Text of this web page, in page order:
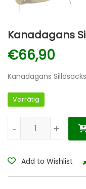
Kanadagans
€66,90
Kanadagans
Vorrätig
Kanadagans
+
- +
-
Add to Wishlist